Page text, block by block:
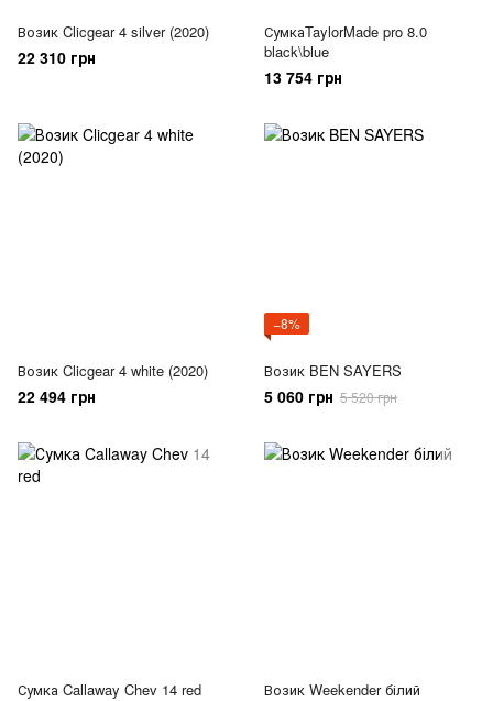
Возик Clicgear 4 silver (2020)
22 310 грн
СумкаTaylorMade pro 8.0
black\blue
13 754 грн
Возик Clicgear 4 white (2020)
22 494 грн
−8%
Возик BEN SAYERS
5 060 грн 5 520 грн
Сумка Callaway Chev 14 red Возик Weekender білий